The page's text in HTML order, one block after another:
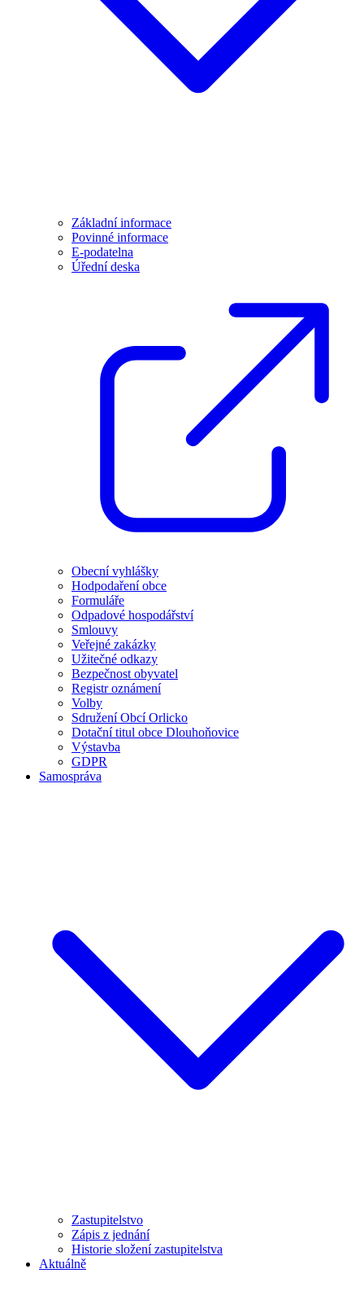
Základní informace
Povinné informace
E-podatelna
Úřední deska
Obecní vyhlášky
Hodpodaření obce
Formuláře
Odpadové hospodářství
Smlouvy
Veřejné zakázky
Užitečné odkazy
Bezpečnost obyvatel
Registr oznámení
Volby
Sdružení Obcí Orlicko
Dotační titul obce Dlouhoňovice
Výstavba
GDPR
Samospráva
Zastupitelstvo
Zápis z jednání
Historie složení zastupitelstva
Aktuálně